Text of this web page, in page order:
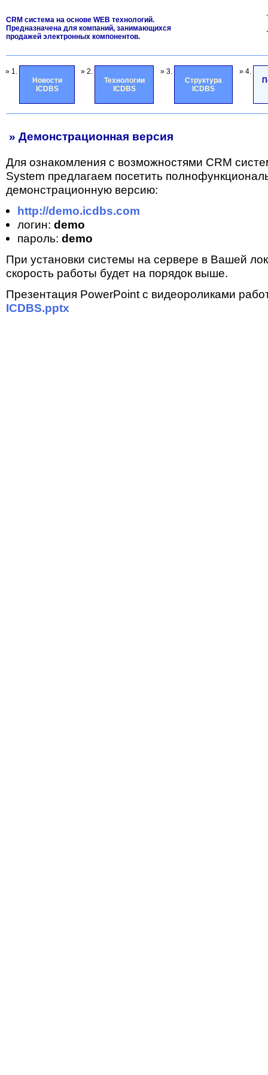
CRM система на основе WEB технологий.
Предназначена для компаний, занимающихся
продажей электронных компонентов.
» 1.
Новости
ICDBS
» 2.
Технологии
ICDBS
» 3.
Структура
ICDBS
» 4.
» Демонстрационная версия
Для ознакомления с возможностями CRM
System предлагаем посетить
демонстрационную версию:
http://demo.icdbs.com
логин: demo
пароль: demo
При установки системы на сервере в Вашей
скорость работы будет на порядок выше.
Презентация PowerPoint с видеороликами
ICDBS.pptx